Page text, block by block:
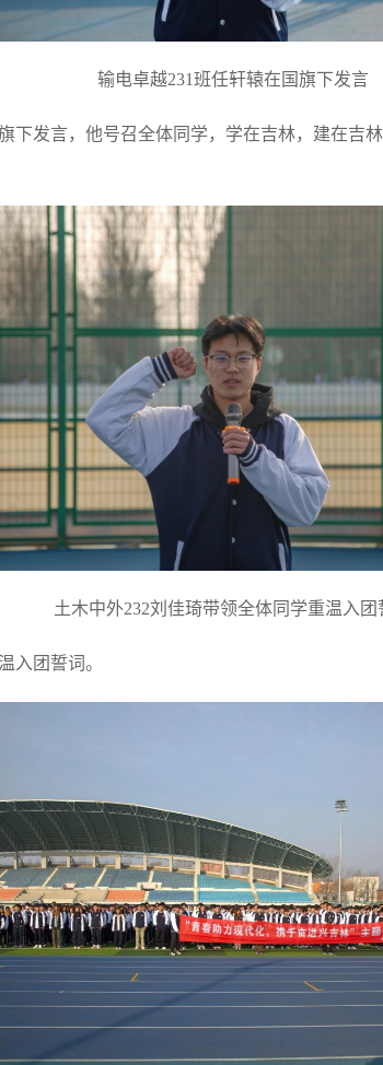
输电卓越231班任轩辕在国旗下发言
下发言，他号召全体同学，学在吉林，建在吉
土木中外232刘佳琦带领全体同学重温入团
入团誓词。